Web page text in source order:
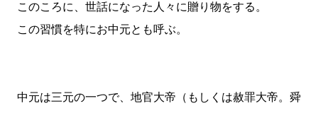
このころに、世話になった人々に贈り物をする。
この習慣を特にお中元とも呼ぶ。
中元は三元の一つで、地官大帝（もしくは赦罪大帝。舜